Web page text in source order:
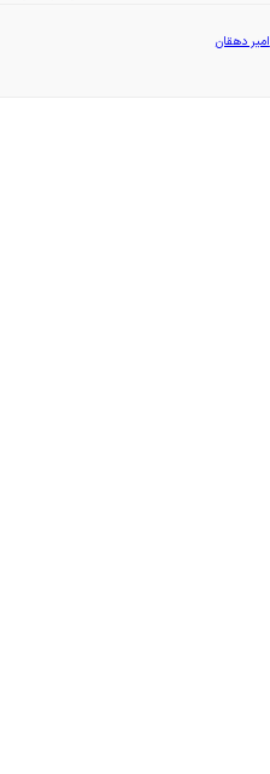
امیر دهقان